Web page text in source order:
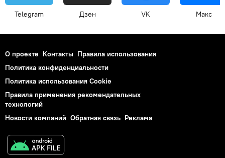
Telegram Дзен VK Макс
О проекте Контакты Правила использования
Политика конфиденциальности
Политика использования Cookie
Правила применения рекомендательных
технологий
Новости компаний Обратная связь Реклама